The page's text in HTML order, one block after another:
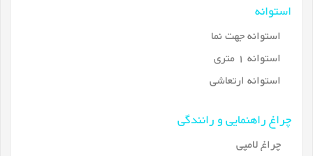
استوانه
استوانه جهت نما
استوانه 1 متری
استوانه ارتعاشی
چراغ راهنمایی و رانندگی
چراغ لامپی